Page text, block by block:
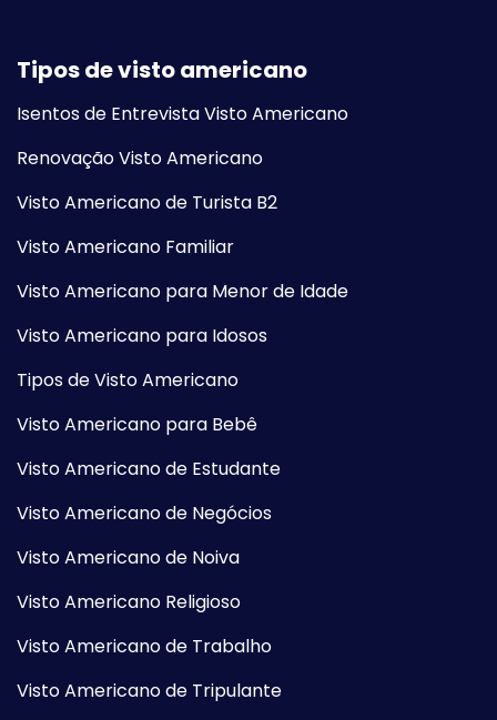
Tipos de visto americano
Isentos de Entrevista Visto Americano
Renovação Visto Americano
Visto Americano de Turista B2
Visto Americano Familiar
Visto Americano para Menor de Idade
Visto Americano para Idosos
Tipos de Visto Americano
Visto Americano para Bebê
Visto Americano de Estudante
Visto Americano de Negócios
Visto Americano de Noiva
Visto Americano Religioso
Visto Americano de Trabalho
Visto Americano de Tripulante